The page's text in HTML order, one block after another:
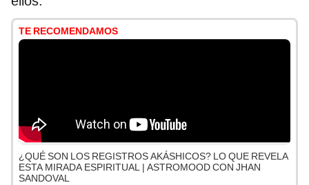
TE RECOMENDAMOS
¿QUÉ SON LOS REGISTROS AKÁSHICOS? LO QUE REVELA
ESTA MIRADA ESPIRITUAL | ASTROMOOD CON JHAN
SANDOVAL